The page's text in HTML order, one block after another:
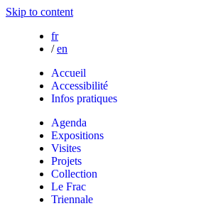
Skip to content
fr
/ en
Accueil
Accessibilité
Infos pratiques
Agenda
Expositions
Visites
Projets
Collection
Le Frac
Triennale